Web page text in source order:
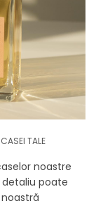
TALE
noastre
poate